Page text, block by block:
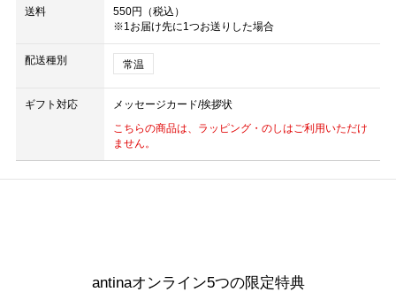
送料
550円（税込）
※1お届け先に1つお送りした場合
配送種別 常温
ギフト対応
メッセージカード/挨拶状
こちらの商品は、ラッピング・のしはご利用いただけ
ません。
antinaオンライン5つの限定特典